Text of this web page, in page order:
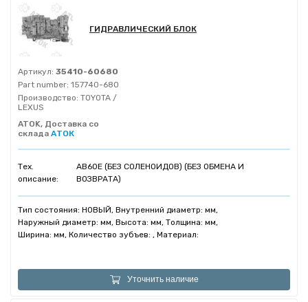
ГИДРАВЛИЧЕСКИЙ БЛОК
Артикул: 35410-60680
Part number: 157740-680
Производство: TOYOTA /
LEXUS
ATOK, Доставка со
склада АТОК
Тех.
описание:
AB60E (БЕЗ СОЛЕНОИДОВ) (БЕЗ ОБМЕНА И
ВОЗВРАТА)
Тип состояния: НОВЫЙ, Внутренний диаметр: мм,
Наружный диаметр: мм, Высота: мм, Толщина: мм,
Ширина: мм, Количество зубъев: , Материал:
Уточнить наличие